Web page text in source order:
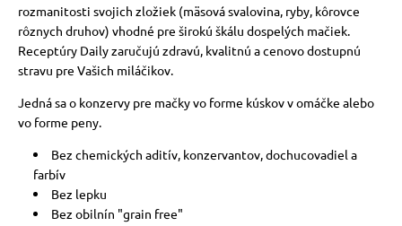
rozmanitosti svojich zložiek (mäsová svalovina, ryby, kôrovce
rôznych druhov) vhodné pre širokú škálu dospelých mačiek.
Receptúry Daily zaručujú zdravú, kvalitnú a cenovo dostupnú
stravu pre Vašich miláčikov.
Jedná sa o konzervy pre mačky vo forme kúskov v omáčke alebo
vo forme peny.
Bez chemických aditív, konzervantov, dochucovadiel a
farbív
Bez lepku
Bez obilnín "grain free"